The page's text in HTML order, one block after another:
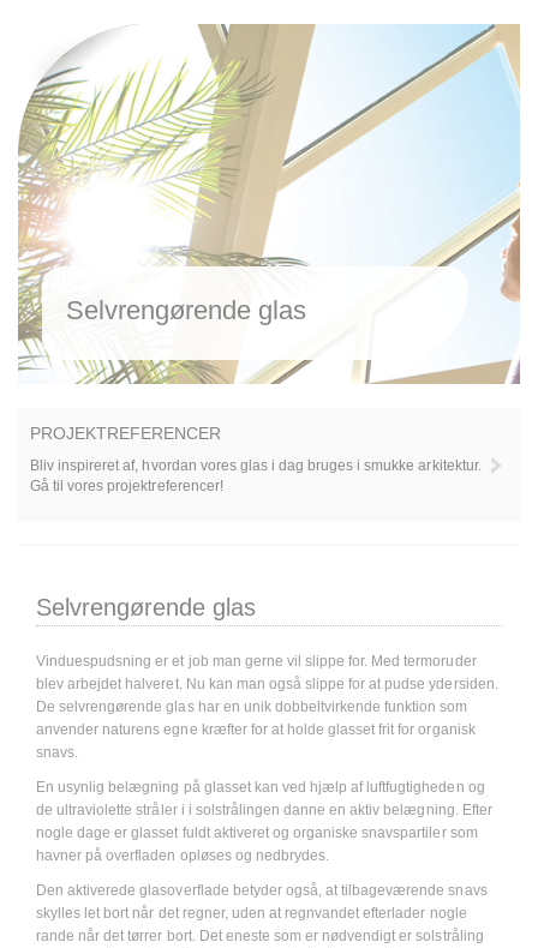
Selvrengørende glas
PROJEKTREFERENCER
Bliv inspireret af, hvordan vores glas i dag bruges i smukke arkitektur.
Gå til vores projektreferencer!
Selvrengørende glas
Vinduespudsning er et job man gerne vil slippe for. Med termoruder
blev arbejdet halveret. Nu kan man også slippe for at pudse ydersiden.
De selvrengørende glas har en unik dobbeltvirkende funktion som
anvender naturens egne kræfter for at holde glasset frit for organisk
snavs.
En usynlig belægning på glasset kan ved hjælp af luftfugtigheden og
de ultraviolette stråler i i solstrålingen danne en aktiv belægning. Efter
nogle dage er glasset fuldt aktiveret og organiske snavspartiler som
havner på overfladen opløses og nedbrydes.
Den aktiverede glasoverflade betyder også, at tilbageværende snavs
skylles let bort når det regner, uden at regnvandet efterlader nogle
rande når det tørrer bort. Det eneste som er nødvendigt er solstråling